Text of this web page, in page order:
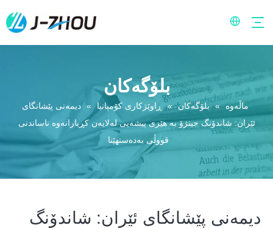
بلۆگەکان
ماڵەوە » بلۆگەکان » ڕاوێژکاری کۆمپانیا » دیمەنی پێشانگای
ئێران: شاندۆنگ جینژۆ بە هێزی پیشەیی لەلایەن کڕیارانەوە ناساندنی
قووڵی بەدەستهێنا
دیمەنی پێشانگای ئێران: شاندۆنگ